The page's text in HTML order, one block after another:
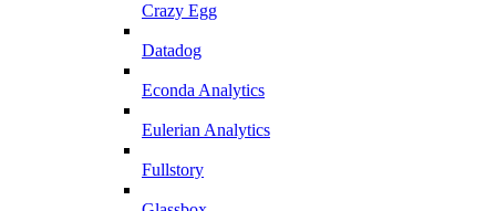
Crazy Egg
Datadog
Econda Analytics
Eulerian Analytics
Fullstory